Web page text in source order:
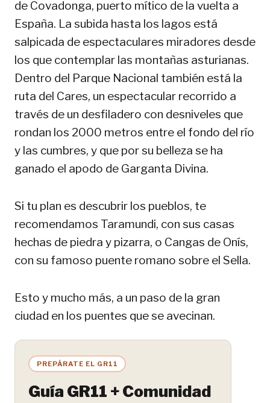
de Covadonga, puerto mítico de la vuelta a
España. La subida hasta los lagos está
salpicada de espectaculares miradores desde
los que contemplar las montañas asturianas.
Dentro del Parque Nacional también está la
ruta del Cares, un espectacular recorrido a
través de un desfiladero con desniveles que
rondan los 2000 metros entre el fondo del río
y las cumbres, y que por su belleza se ha
ganado el apodo de Garganta Divina.
Si tu plan es descubrir los pueblos, te
recomendamos Taramundi, con sus casas
hechas de piedra y pizarra, o Cangas de Onís,
con su famoso puente romano sobre el Sella.
Esto y mucho más, a un paso de la gran
ciudad en los puentes que se avecinan.
PREPÁRATE EL GR11
Guía GR11 + Comunidad